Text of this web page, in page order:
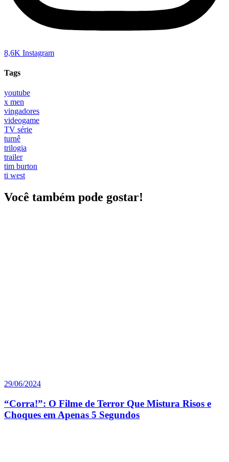
8,6K Instagram
Tags
youtube
x men
vingadores
videogame
TV série
turnê
trilogia
trailer
tim burton
ti west
Você também pode gostar!
29/06/2024
“Corra!”: O Filme de Terror Que Mistura Risos e
Choques em Apenas 5 Segundos